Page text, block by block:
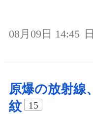
08月09日 14:45
原爆の放射線
紋
15